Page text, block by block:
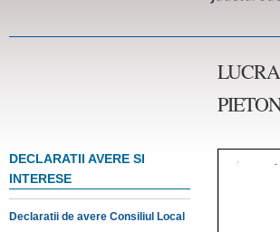
DECLARATII AVERE SI
INTERESE
Declaratii de avere Consiliul Local